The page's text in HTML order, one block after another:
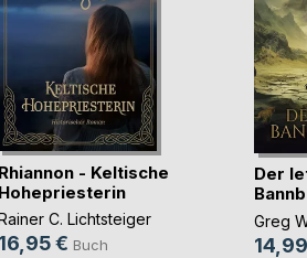
Rhiannon - Keltische
Hohepriesterin
C. Lichtsteiger
16,95 € Buch
Der
Greg